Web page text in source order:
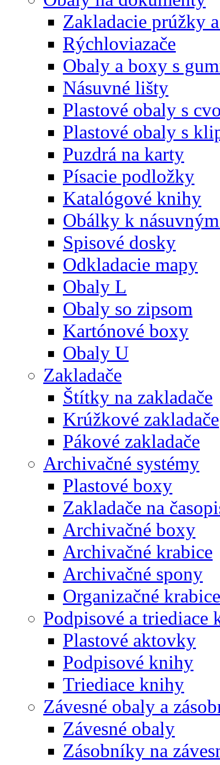
Zakladacie prúžky
Rýchloviazače
Obaly a boxy s
Násuvné lišty
Plastové obaly s
Plastové obaly s
Puzdrá na karty
Písacie podložky
Katalógové knihy
Obálky k
Spisové dosky
Odkladacie mapy
Obaly L
Obaly so zipsom
Kartónové boxy
Obaly U
Zakladače
Štítky na zakladače
Krúžkové zakladače
Pákové zakladače
Archivačné systémy
Plastové boxy
Zakladače na
Archivačné boxy
Archivačné krabice
Archivačné spony
Organizačné
Podpisové a triediace
Plastové aktovky
Podpisové knihy
Triediace knihy
Závesné obaly a
Závesné obaly
Zásobníky na